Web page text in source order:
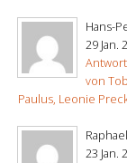
Hans-
29 Jan.
von
Paulus, Leonie
23 Jan.